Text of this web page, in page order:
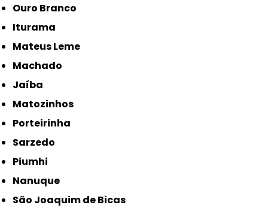
Ouro Branco
Iturama
Mateus Leme
Machado
Jaíba
Matozinhos
Porteirinha
Sarzedo
Piumhi
Nanuque
São Joaquim de Bicas